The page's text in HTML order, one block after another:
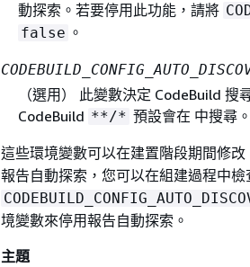
動探索。若要停用此功能，請將
false 。
（選用） 此變數決定 CodeBuild
CodeBuild **/* 預設會在 中搜尋。
這些環境變數可以在建置階段期間修
報告自動探索，您可以在組建過程中
境變數來停用報告自動探索。
主題